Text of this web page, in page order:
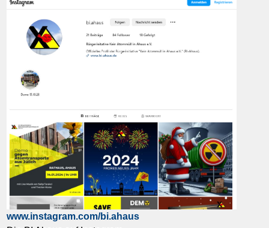
www.instagram.com/bi.ahaus